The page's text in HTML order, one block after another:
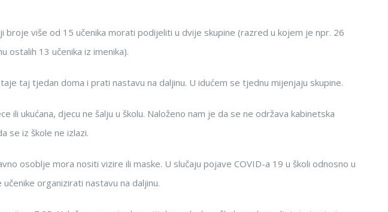
više od 15 učenika morati podijeliti u dvije skupine (razred u kojem je npr. 26
ostalih 13 učenika iz imenika).
taj tjedan doma i prati nastavu na daljinu. U idućem se tjednu mijenjaju skupine.
ukućana, djecu ne šalju u školu. Naloženo nam je da se ne održava kabinetska
se iz škole ne izlazi.
osoblje mora nositi vizire ili maske. U slučaju pojave COVID-a 19 u školi odnosno u
organizirati nastavu na daljinu.